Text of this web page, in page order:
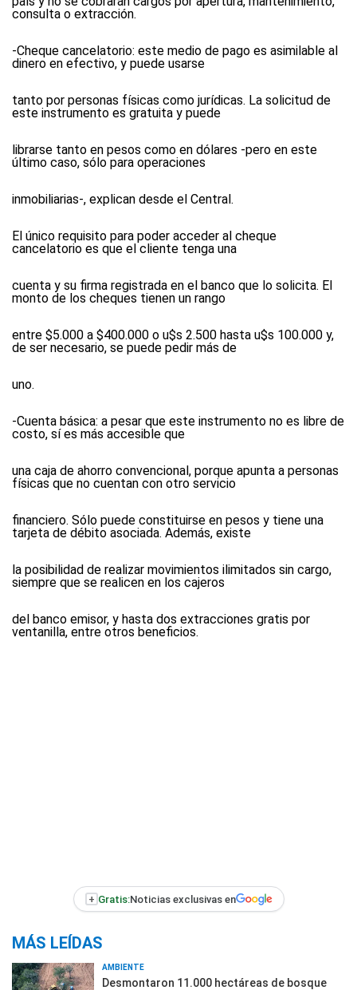
consulta o extracción.
-Cheque cancelatorio: este medio de pago es asimilable al
dinero en efectivo, y puede usarse
tanto por personas físicas como jurídicas. La solicitud de
este instrumento es gratuita y puede
librarse tanto en pesos como en dólares -pero en este
último caso, sólo para operaciones
inmobiliarias-, explican desde el Central.
El único requisito para poder acceder al cheque
cancelatorio es que el cliente tenga una
cuenta y su firma registrada en el banco que lo solicita. El
monto de los cheques tienen un rango
entre $5.000 a $400.000 o u$s 2.500 hasta u$s 100.000 y,
de ser necesario, se puede pedir más de
uno.
-Cuenta básica: a pesar que este instrumento no es libre de
costo, sí es más accesible que
una caja de ahorro convencional, porque apunta a personas
físicas que no cuentan con otro servicio
financiero. Sólo puede constituirse en pesos y tiene una
tarjeta de débito asociada. Además, existe
la posibilidad de realizar movimientos ilimitados sin cargo,
siempre que se realicen en los cajeros
del banco emisor, y hasta dos extracciones gratis por
ventanilla, entre otros beneficios.
+ Gratis:Noticias exclusivas en
MÁS LEÍDAS
AMBIENTE
Desmontaron 11.000 hectáreas de bosque